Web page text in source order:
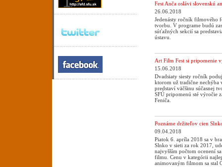
Fest Anča oslávi slovenskú
26.06.2018
Jedenásty ročník filmového
tvorbu. V programe budú
súťažných sekcií sa
ústavu.
Art Film Fest si pripomenie
15.06.2018
Dvadsiaty siesty ročník
ktorom už tradične nechýba
predstaví väčšinu súčasnej
SFÚ pripomenú sté výročie
Feniča.
Poznáme držiteľov cien
09.04.2018
Piatok 6. apríla 2018 sa v
Slnko v sieti za rok 2017,
najvyšším počtom ocenení
filmu. Cenu v kategórii
animovaným filmom sa stal